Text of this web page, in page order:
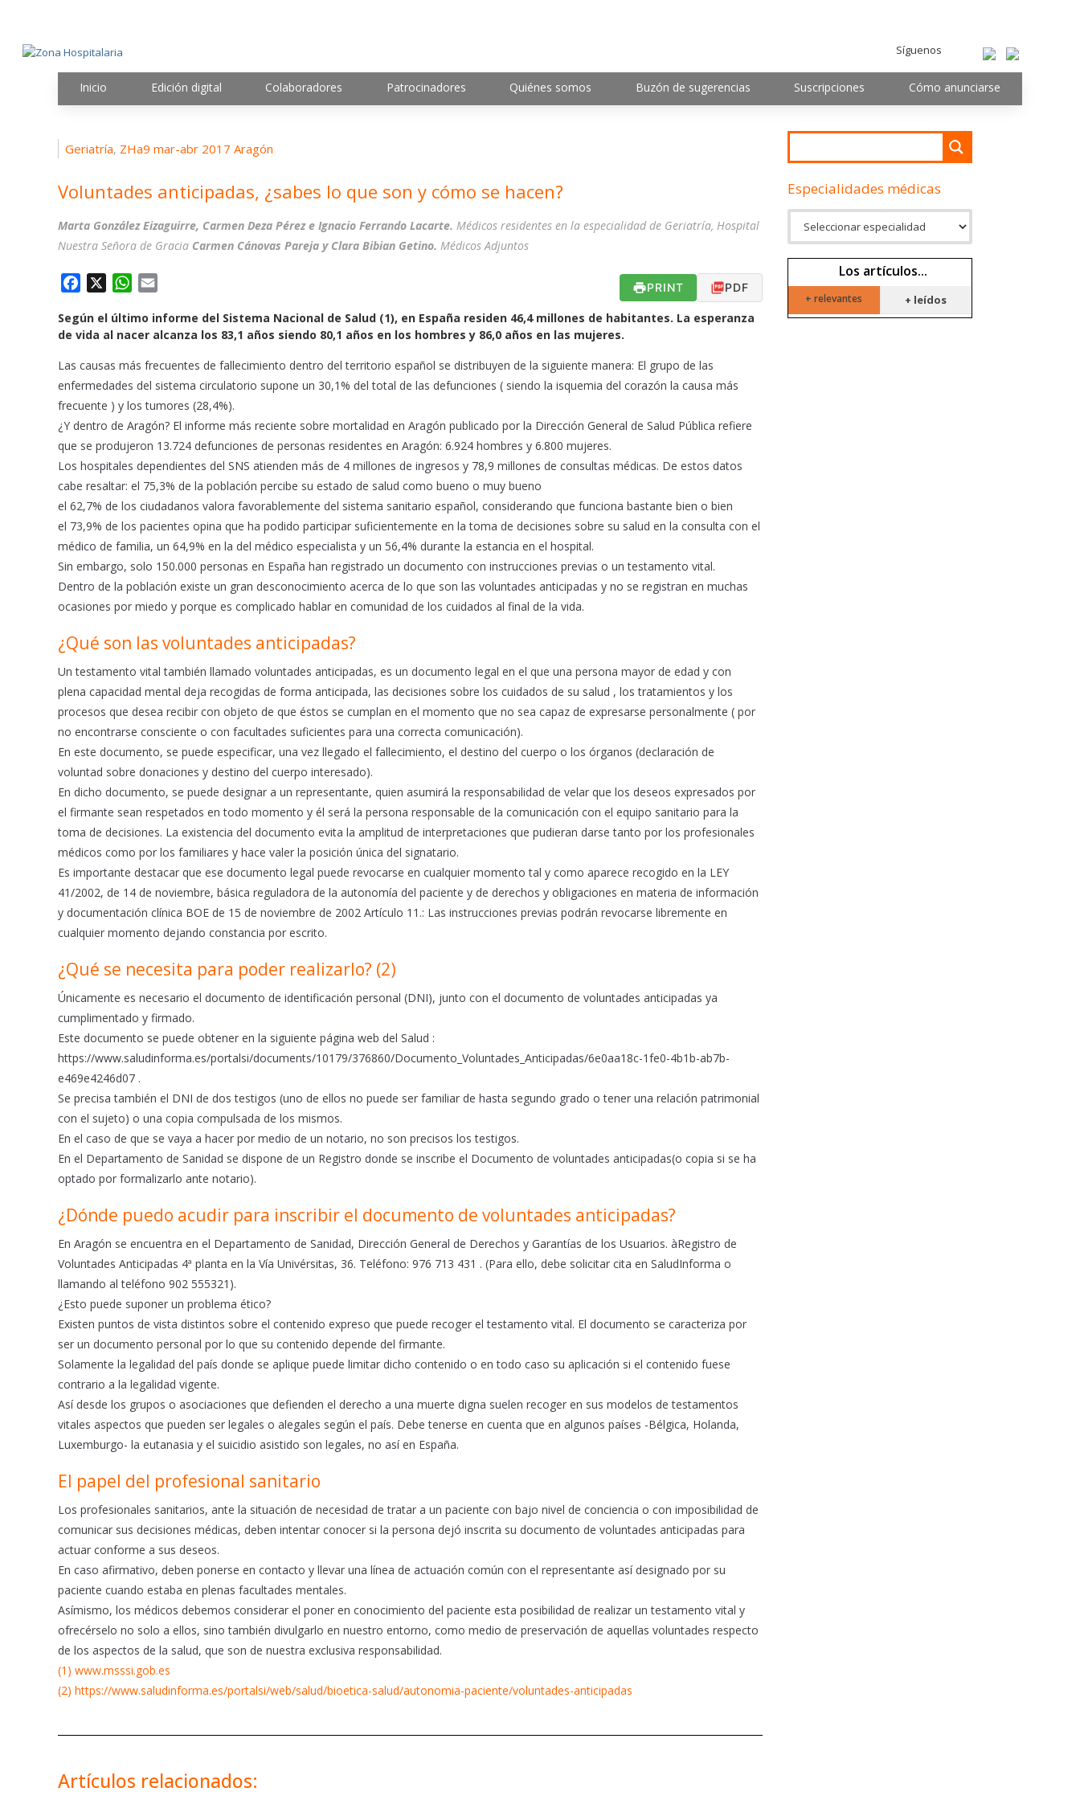
Síguenos
Inicio Edición digital Colaboradores Patrocinadores Quiénes somos Buzón de sugerencias Suscripciones Cómo anunciarse
Geriatría, ZHa9 mar-abr 2017 Aragón
Voluntades anticipadas, ¿sabes lo que son y cómo se hacen?
Marta González Eizaguirre, Carmen Deza Pérez e Ignacio Ferrando Lacarte. Médicos residentes en la especialidad de Geriatría, Hospital
Nuestra Señora de Gracia Carmen Cánovas Pareja y Clara Bibian Getino. Médicos Adjuntos
c
e
b
o
W
a
t
s
A
a
i
l
PRINT PDF
Según el último informe del Sistema Nacional de Salud (1), en España residen 46,4 millones de habitantes. La esperanza
de vida al nacer alcanza los 83,1 años siendo 80,1 años en los hombres y 86,0 años en las mujeres.
Las causas más frecuentes de fallecimiento dentro del territorio español se distribuyen de la siguiente manera: El grupo de las
enfermedades del sistema circulatorio supone un 30,1% del total de las defunciones ( siendo la isquemia del corazón la causa más
frecuente ) y los tumores (28,4%).
¿Y dentro de Aragón? El informe más reciente sobre mortalidad en Aragón publicado por la Dirección General de Salud Pública refiere
que se produjeron 13.724 defunciones de personas residentes en Aragón: 6.924 hombres y 6.800 mujeres.
Los hospitales dependientes del SNS atienden más de 4 millones de ingresos y 78,9 millones de consultas médicas. De estos datos
cabe resaltar: el 75,3% de la población percibe su estado de salud como bueno o muy bueno
el 62,7% de los ciudadanos valora favorablemente del sistema sanitario español, considerando que funciona bastante bien o bien
el 73,9% de los pacientes opina que ha podido participar suficientemente en la toma de decisiones sobre su salud en la consulta con el
médico de familia, un 64,9% en la del médico especialista y un 56,4% durante la estancia en el hospital.
Sin embargo, solo 150.000 personas en España han registrado un documento con instrucciones previas o un testamento vital.
Dentro de la población existe un gran desconocimiento acerca de lo que son las voluntades anticipadas y no se registran en muchas
ocasiones por miedo y porque es complicado hablar en comunidad de los cuidados al final de la vida.
¿Qué son las voluntades anticipadas?
Un testamento vital también llamado voluntades anticipadas, es un documento legal en el que una persona mayor de edad y con
plena capacidad mental deja recogidas de forma anticipada, las decisiones sobre los cuidados de su salud , los tratamientos y los
procesos que desea recibir con objeto de que éstos se cumplan en el momento que no sea capaz de expresarse personalmente ( por
no encontrarse consciente o con facultades suficientes para una correcta comunicación).
En este documento, se puede especificar, una vez llegado el fallecimiento, el destino del cuerpo o los órganos (declaración de
voluntad sobre donaciones y destino del cuerpo interesado).
En dicho documento, se puede designar a un representante, quien asumirá la responsabilidad de velar que los deseos expresados por
el firmante sean respetados en todo momento y él será la persona responsable de la comunicación con el equipo sanitario para la
toma de decisiones. La existencia del documento evita la amplitud de interpretaciones que pudieran darse tanto por los profesionales
médicos como por los familiares y hace valer la posición única del signatario.
Es importante destacar que ese documento legal puede revocarse en cualquier momento tal y como aparece recogido en la LEY
41/2002, de 14 de noviembre, básica reguladora de la autonomía del paciente y de derechos y obligaciones en materia de información
y documentación clínica BOE de 15 de noviembre de 2002 Artículo 11.: Las instrucciones previas podrán revocarse libremente en
cualquier momento dejando constancia por escrito.
¿Qué se necesita para poder realizarlo? (2)
Únicamente es necesario el documento de identificación personal (DNI), junto con el documento de voluntades anticipadas ya
cumplimentado y firmado.
Este documento se puede obtener en la siguiente página web del Salud :
https://www.saludinforma.es/portalsi/documents/10179/376860/Documento_Voluntades_Anticipadas/6e0aa18c-1fe0-4b1b-ab7b-
e469e4246d07 .
Se precisa también el DNI de dos testigos (uno de ellos no puede ser familiar de hasta segundo grado o tener una relación patrimonial
con el sujeto) o una copia compulsada de los mismos.
En el caso de que se vaya a hacer por medio de un notario, no son precisos los testigos.
En el Departamento de Sanidad se dispone de un Registro donde se inscribe el Documento de voluntades anticipadas(o copia si se ha
optado por formalizarlo ante notario).
¿Dónde puedo acudir para inscribir el documento de voluntades anticipadas?
En Aragón se encuentra en el Departamento de Sanidad, Dirección General de Derechos y Garantías de los Usuarios. àRegistro de
Voluntades Anticipadas 4ª planta en la Vía Univérsitas, 36. Teléfono: 976 713 431 . (Para ello, debe solicitar cita en SaludInforma o
llamando al teléfono 902 555321).
¿Esto puede suponer un problema ético?
Existen puntos de vista distintos sobre el contenido expreso que puede recoger el testamento vital. El documento se caracteriza por
ser un documento personal por lo que su contenido depende del firmante.
Solamente la legalidad del país donde se aplique puede limitar dicho contenido o en todo caso su aplicación si el contenido fuese
contrario a la legalidad vigente.
Así desde los grupos o asociaciones que defienden el derecho a una muerte digna suelen recoger en sus modelos de testamentos
vitales aspectos que pueden ser legales o alegales según el país. Debe tenerse en cuenta que en algunos países -Bélgica, Holanda,
Luxemburgo- la eutanasia y el suicidio asistido son legales, no así en España.
El papel del profesional sanitario
Los profesionales sanitarios, ante la situación de necesidad de tratar a un paciente con bajo nivel de conciencia o con imposibilidad de
comunicar sus decisiones médicas, deben intentar conocer si la persona dejó inscrita su documento de voluntades anticipadas para
actuar conforme a sus deseos.
En caso afirmativo, deben ponerse en contacto y llevar una línea de actuación común con el representante así designado por su
paciente cuando estaba en plenas facultades mentales.
Asímismo, los médicos debemos considerar el poner en conocimiento del paciente esta posibilidad de realizar un testamento vital y
ofrecérselo no solo a ellos, sino también divulgarlo en nuestro entorno, como medio de preservación de aquellas voluntades respecto
de los aspectos de la salud, que son de nuestra exclusiva responsabilidad.
(1) www.msssi.gob.es
(2) https://www.saludinforma.es/portalsi/web/salud/bioetica-salud/autonomia-paciente/voluntades-anticipadas
Artículos relacionados:
Especialidades médicas
Los artículos...
+ relevantes + leídos